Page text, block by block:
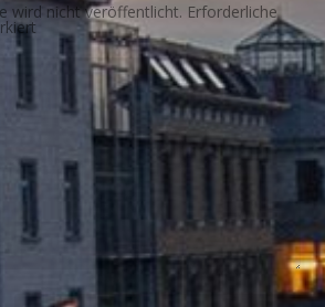
wird nicht veröffentlicht. Erforderliche